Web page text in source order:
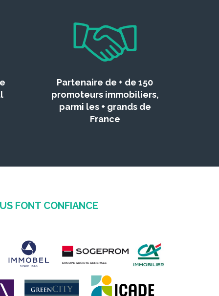
Partenaire de + de 150
promoteurs immobiliers,
parmi les + grands de
France
FONT CONFIANCE